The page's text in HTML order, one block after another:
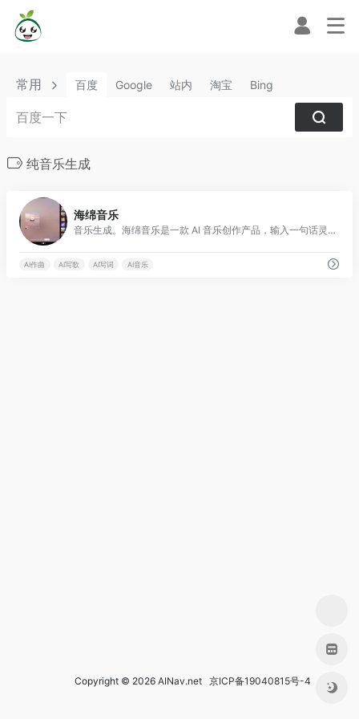
常用 百度 Google 站内 淘宝 Bing
纯音乐生成
海绵音乐
音乐生成。海绵音乐是一款 AI 音乐创作产品，输入一句话灵感或者歌词，即可快速生成音乐，最大限度拉近每个人同音乐创作的距离。同时，海绵音乐提供了丰富的自定义功能，让每个人都可以一键创作属于自己的 AI 音乐。在这个过程中，偶遇惊喜，发现更多可能，为你打造耳目一新的音乐创作体验
AI作曲 AI写歌 AI写词 AI音乐
Copyright © 2026 AINav.net 京ICP备19040815号-4